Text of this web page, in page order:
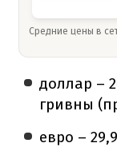
Средние цены в
доллар –
гривны
евро –